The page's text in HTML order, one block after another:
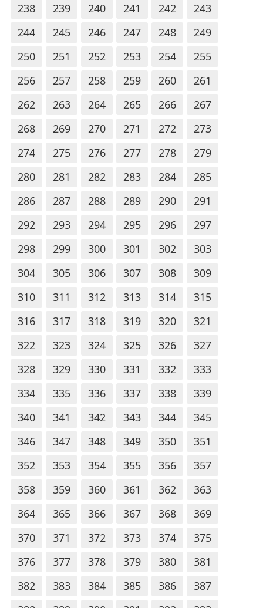
238
239 240 241 242
243
244
245 246 247 248
249
250
251 252 253 254
255
256
257 258 259 260
261
262
263 264 265 266
267
268
269 270 271 272
273
274
275 276 277 278
279
280
281 282 283 284
285
286
287 288 289 290
291
292
293 294 295 296
297
298
299 300 301 302
303
304
305 306 307 308
309
310
311 312 313 314
315
316
317 318 319 320
321
322
323 324 325 326
327
328
329 330 331 332
333
334
335 336 337 338
339
340
341 342 343 344
345
346
347 348 349 350
351
352
353 354 355 356
357
358
359 360 361 362
363
364
365 366 367 368
369
370
371 372 373 374
375
376
377 378 379 380
381
382
383 384 385 386
387